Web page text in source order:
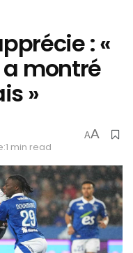
: «
montré
»
min read
AA